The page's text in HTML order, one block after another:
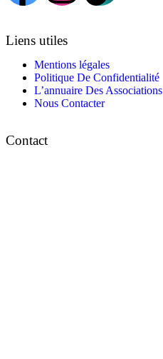
Liens utiles
Mentions légales
Politique De Confidentialité
L’annuaire Des Associations
Nous Contacter
Contact